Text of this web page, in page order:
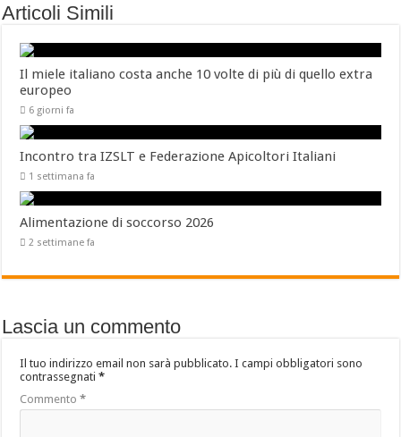
Articoli Simili
Il miele italiano costa anche 10 volte di più di quello extra
europeo
6 giorni fa
Incontro tra IZSLT e Federazione Apicoltori Italiani
1 settimana fa
Alimentazione di soccorso 2026
2 settimane fa
Lascia un commento
Il tuo indirizzo email non sarà pubblicato. I campi obbligatori sono
contrassegnati*
Commento*